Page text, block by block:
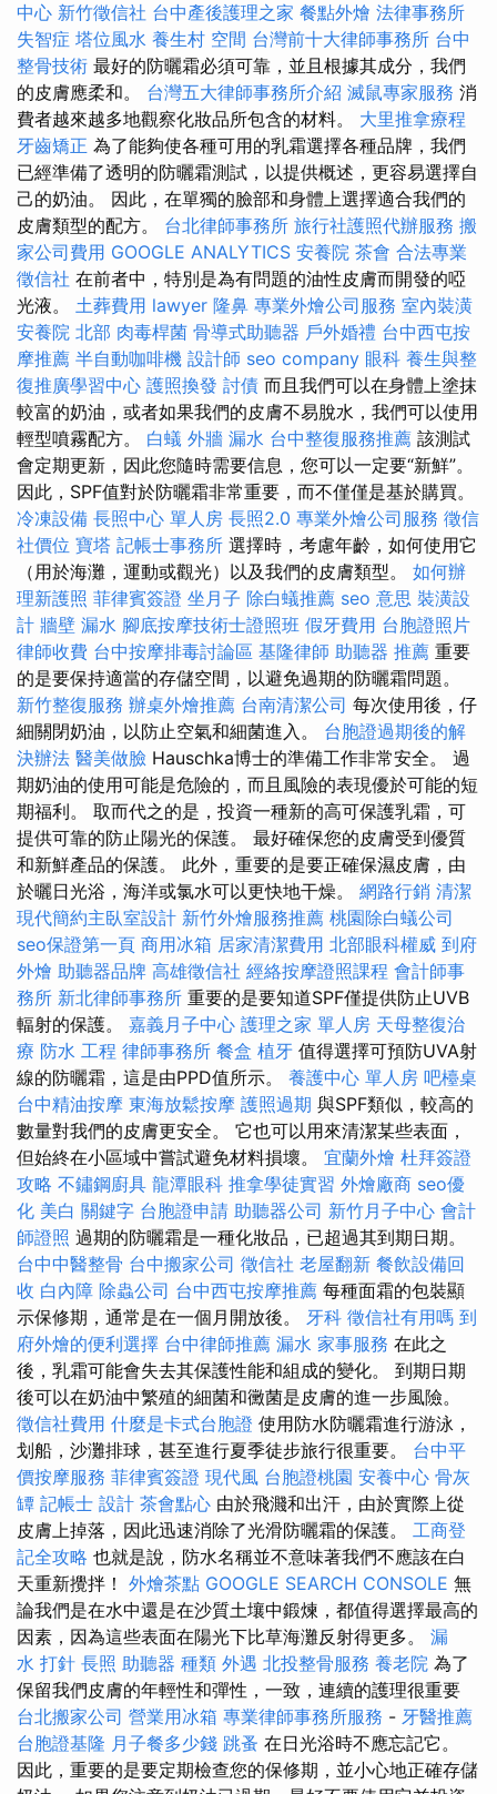
中心 新竹徵信社 台中產後護理之家 餐點外燴 法律事務所
失智症 塔位風水 養生村 空間 台灣前十大律師事務所 台中
整骨技術 最好的防曬霜必須可靠，並且根據其成分，我們
的皮膚應柔和。 台灣五大律師事務所介紹 滅鼠專家服務 消
費者越來越多地觀察化妝品所包含的材料。 大里推拿療程
牙齒矯正 為了能夠使各種可用的乳霜選擇各種品牌，我們
已經準備了透明的防曬霜測試，以提供概述，更容易選擇自
己的奶油。 因此，在單獨的臉部和身體上選擇適合我們的
皮膚類型的配方。 台北律師事務所 旅行社護照代辦服務 搬
家公司費用 GOOGLE ANALYTICS 安養院 茶會 合法專業
徵信社 在前者中，特別是為有問題的油性皮膚而開發的啞
光液。 土葬費用 lawyer 隆鼻 專業外燴公司服務 室內裝潢
安養院 北部 肉毒桿菌 骨導式助聽器 戶外婚禮 台中西屯按
摩推薦 半自動咖啡機 設計師 seo company 眼科 養生與整
復推廣學習中心 護照換發 討債 而且我們可以在身體上塗抹
較富的奶油，或者如果我們的皮膚不易脫水，我們可以使用
輕型噴霧配方。 白蟻 外牆 漏水 台中整復服務推薦 該測試
會定期更新，因此您隨時需要信息，您可以一定要“新鮮”。
因此，SPF值對於防曬霜非常重要，而不僅僅是基於購買。
冷凍設備 長照中心 單人房 長照2.0 專業外燴公司服務 徵信
社價位 寶塔 記帳士事務所 選擇時，考慮年齡，如何使用它
（用於海灘，運動或觀光）以及我們的皮膚類型。 如何辦
理新護照 菲律賓簽證 坐月子 除白蟻推薦 seo 意思 裝潢設
計 牆壁 漏水 腳底按摩技術士證照班 假牙費用 台胞證照片
律師收費 台中按摩排毒討論區 基隆律師 助聽器 推薦 重要
的是要保持適當的存儲空間，以避免過期的防曬霜問題。
新竹整復服務 辦桌外燴推薦 台南清潔公司 每次使用後，仔
細關閉奶油，以防止空氣和細菌進入。 台胞證過期後的解
決辦法 醫美做臉 Hauschka博士的準備工作非常安全。 過
期奶油的使用可能是危險的，而且風險的表現優於可能的短
期福利。 取而代之的是，投資一種新的高可保護乳霜，可
提供可靠的防止陽光的保護。 最好確保您的皮膚受到優質
和新鮮產品的保護。 此外，重要的是要正確保濕皮膚，由
於曬日光浴，海洋或氯水可以更快地干燥。 網路行銷 清潔
現代簡約主臥室設計 新竹外燴服務推薦 桃園除白蟻公司
seo保證第一頁 商用冰箱 居家清潔費用 北部眼科權威 到府
外燴 助聽器品牌 高雄徵信社 經絡按摩證照課程 會計師事
務所 新北律師事務所 重要的是要知道SPF僅提供防止UVB
輻射的保護。 嘉義月子中心 護理之家 單人房 天母整復治
療 防水 工程 律師事務所 餐盒 植牙 值得選擇可預防UVA射
線的防曬霜，這是由PPD值所示。 養護中心 單人房 吧檯桌
台中精油按摩 東海放鬆按摩 護照過期 與SPF類似，較高的
數量對我們的皮膚更安全。 它也可以用來清潔某些表面，
但始終在小區域中嘗試避免材料損壞。 宜蘭外燴 杜拜簽證
攻略 不鏽鋼廚具 龍潭眼科 推拿學徒實習 外燴廠商 seo優
化 美白 關鍵字 台胞證申請 助聽器公司 新竹月子中心 會計
師證照 過期的防曬霜是一種化妝品，已超過其到期日期。
台中中醫整骨 台中搬家公司 徵信社 老屋翻新 餐飲設備回
收 白內障 除蟲公司 台中西屯按摩推薦 每種面霜的包裝顯
示保修期，通常是在一個月開放後。 牙科 徵信社有用嗎 到
府外燴的便利選擇 台中律師推薦 漏水 家事服務 在此之
後，乳霜可能會失去其保護性能和組成的變化。 到期日期
後可以在奶油中繁殖的細菌和黴菌是皮膚的進一步風險。
徵信社費用 什麼是卡式台胞證 使用防水防曬霜進行游泳，
划船，沙灘排球，甚至進行夏季徒步旅行很重要。 台中平
價按摩服務 菲律賓簽證 現代風 台胞證桃園 安養中心 骨灰
罈 記帳士 設計 茶會點心 由於飛濺和出汗，由於實際上從
皮膚上掉落，因此迅速消除了光滑防曬霜的保護。 工商登
記全攻略 也就是說，防水名稱並不意味著我們不應該在白
天重新攪拌！ 外燴茶點 GOOGLE SEARCH CONSOLE 無
論我們是在水中還是在沙質土壤中鍛煉，都值得選擇最高的
因素，因為這些表面在陽光下比草海灘反射得更多。 漏
水 打針 長照 助聽器 種類 外遇 北投整骨服務 養老院 為了
保留我們皮膚的年輕性和彈性，一致，連續的護理很重要
台北搬家公司 營業用冰箱 專業律師事務所服務 - 牙醫推薦
台胞證基隆 月子餐多少錢 跳蚤 在日光浴時不應忘記它。
因此，重要的是要定期檢查您的保修期，並小心地正確存儲